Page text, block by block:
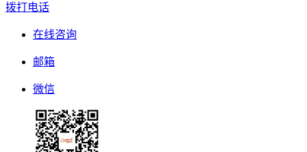
拨打电话
在线咨询
邮箱
微信